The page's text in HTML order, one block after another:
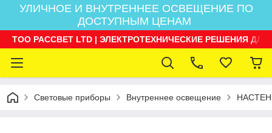
УЛИЧНОЕ И ВНУТРЕННЕЕ ОСВЕЩЕНИЕ ПО
ДОСТУПНЫМ ЦЕНАМ
ТОО РАССВЕТ LTD | ЭЛЕКТРОТЕХНИЧЕСКИЕ РЕШЕНИЯ
Световые приборы Внутреннее освещение